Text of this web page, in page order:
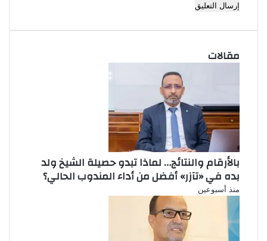
مقالات
بالأرقام والنتائج… لماذا تبدو حصيلة الشيخ ولد
بده في «تآزر» أفضل من أداء المندوب الحالي؟
منذ أسبوعين